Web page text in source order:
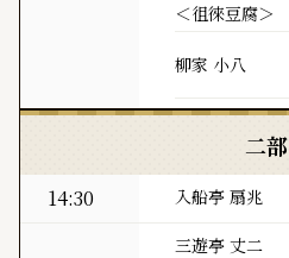
＜徂徠豆腐＞
柳家 小八
二部
14:30 入船亭 扇兆
三遊亭 丈二